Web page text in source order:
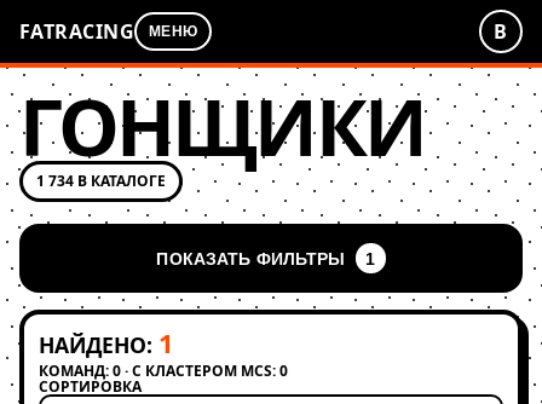
FATRACING МЕНЮ В
ГОНЩИКИ
1 734 В КАТАЛОГЕ
ПОКАЗАТЬ ФИЛЬТРЫ 1
НАЙДЕНО: 1
КОМАНД: 0 · С КЛАСТЕРОМ MCS: 0
СОРТИРОВКА
Применить сортировку